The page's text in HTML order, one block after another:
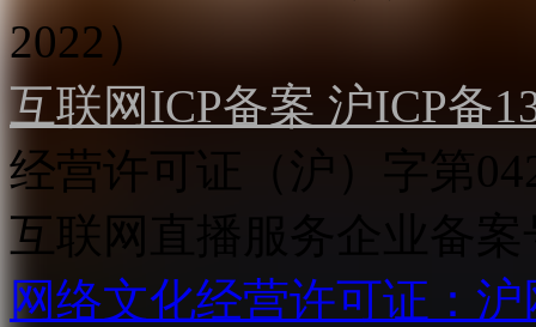
2022）
互联网ICP备案 沪ICP备
经营许可证（沪）字第
互联网直播服务企业备案
网络文化经营许可证：